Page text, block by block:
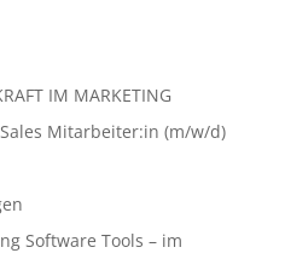
IM MARKETING
Mitarbeiter:in (m/w/d)
Software Tools – im